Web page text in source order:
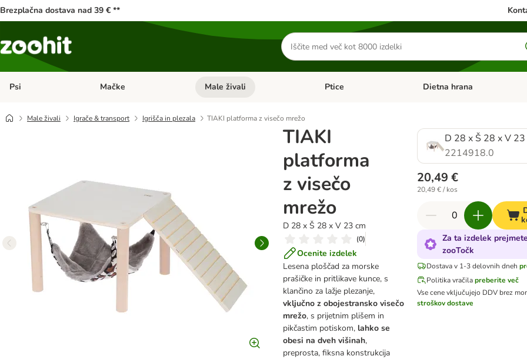
Brezplačna dostava nad 39 € **
Iskanje
izdelkov
Psi Odprite meni kategorij: Psi
Mačke Odprite meni kategorij: Mačke
Male živali Odprite meni kategorij: Male živali
Ptice Odprite meni kategorij: Ptice
Dietna hrana
Male živali Igrače & transport Igrišča in plezala TIAKI platforma z visečo mrežo
TIAKI
platforma
z visečo
mrežo
D 28 x Š 28 x V 23 cm
(0)
Ocenite izdelek
Lesena ploščad za morske
prašičke in pritlikave kunce, s
klančino za lažje plezanje,
vključno z obojestransko visečo
mrežo, s prijetnim plišem in
pikčastim potiskom, lahko se
obesi na dveh višinah,
preprosta, fiksna konstrukcija
D 28 x Š 28 x V 23
2214918.0
20,49 €
20,49 € / kos
Za ta izdelek
zooTočk
Dostava v 1-3 delovnih dneh
Politika vračilapreberite več
Vse cene vključujejo DDV brez
stroškov dostave